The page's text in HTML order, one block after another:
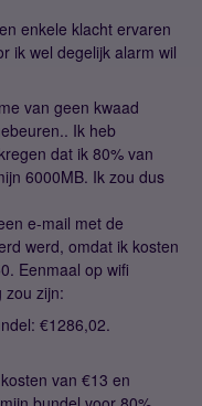
enkele klacht ervaren
ik wel degelijk alarm wil
van geen kwaad
Ik heb
dat ik 80% van
6000MB. Ik zou dus
e-mail met de
werd, omdat ik kosten
Eenmaal op wifi
zou zijn:
€1286,02.
van €13 en